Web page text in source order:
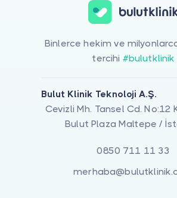
Binlerce hekim ve
tercihi #bulutklinik
Bulut Klinik Teknoloji A.Ş.
Cevizli Mh. Tansel Cd. No:12
Bulut Plaza Maltepe /
0850 711 11 33